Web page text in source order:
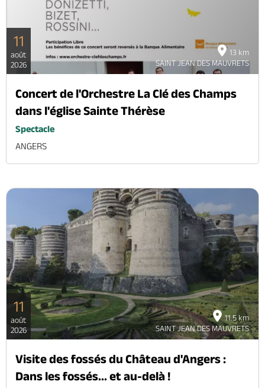
13 km
SAINT JEAN DES MAUVRETS
11
août
2026
Concert de l'Orchestre La Clé des Champs
dans l'église Sainte Thérèse
Spectacle
ANGERS
11.5 km
SAINT JEAN DES MAUVRETS
11
août
2026
Visite des fossés du Château d'Angers :
Dans les fossés... et au-delà !